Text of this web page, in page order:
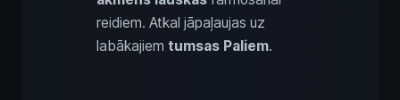
reidiem. Atkal jāpaļaujas uz
labākajiem tumsas Paliem.